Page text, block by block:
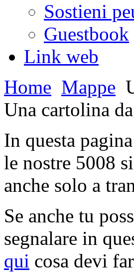
Sostieni
Guestbook
Link web
Home Mappe
Una cartolina
In questa
le nostre 5008
anche solo a
Se anche tu
segnalare in
qui cosa devi